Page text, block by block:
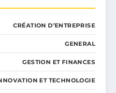
CRÉATION D’ENTREPRISE
GENERAL
GESTION ET FINANCES
ET TECHNOLOGIE